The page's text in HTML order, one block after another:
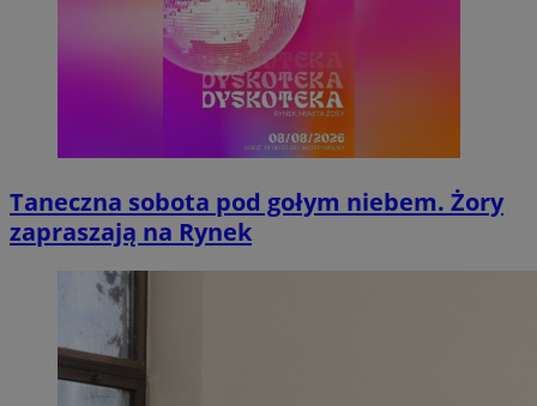
Taneczna sobota pod gołym niebem. Żory
zapraszają na Rynek